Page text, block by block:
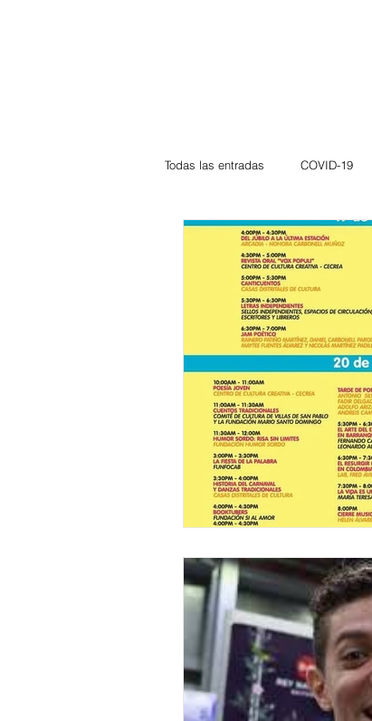
Todas las entradas COVID-19
Deportes Atlántico
Córdoba Bloggeros
Carnaval